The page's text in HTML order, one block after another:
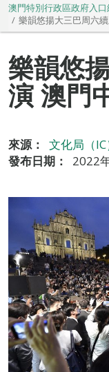
澳門特別行政區政府入
樂韻悠揚大三巴周六
樂韻悠
演 澳門
來源：
文化局（IC
發布日期：
2022